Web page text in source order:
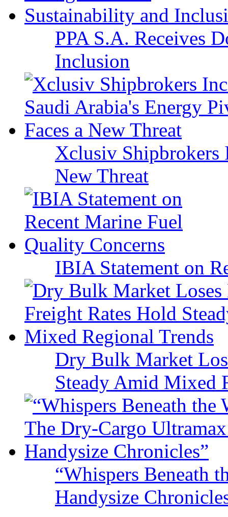
PPA S.A. Receives
Inclusion
Xclusiv Shipbrokers
New Threat
IBIA Statement on
Dry Bulk Market
Steady Amid Mixed
“Whispers Beneath
Handysize